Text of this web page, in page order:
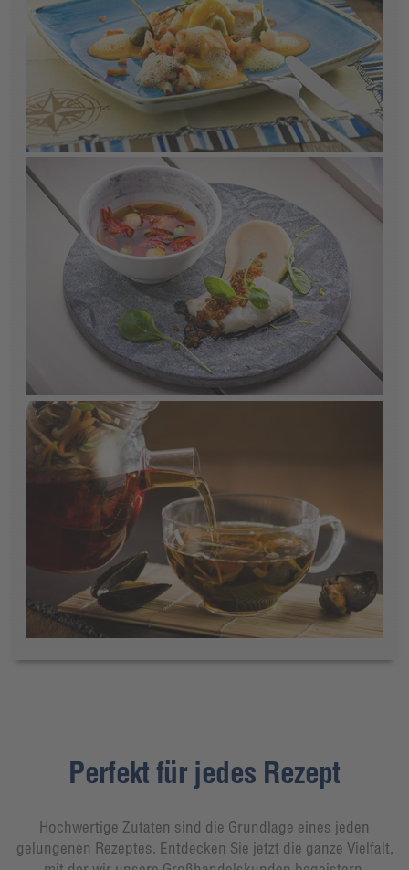
Perfekt für jedes Rezept
Hochwertige Zutaten sind die Grundlage eines jeden
gelungenen Rezeptes. Entdecken Sie jetzt die ganze Vielfalt,